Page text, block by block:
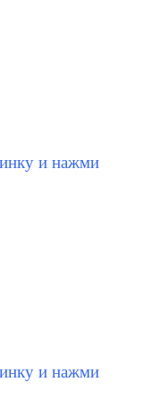
и нажми
и нажми